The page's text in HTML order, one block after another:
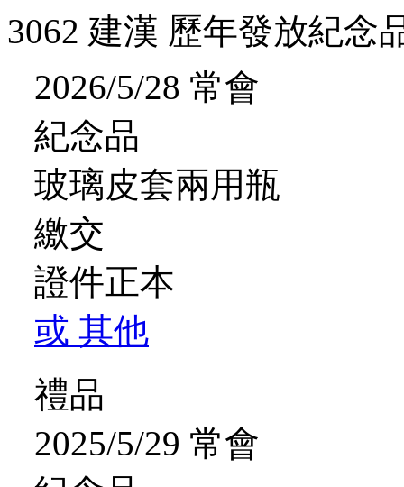
3062 建漢 歷年發放紀念
2026/5/28 常會
紀念品
玻璃皮套兩用瓶
繳交
證件正本
或 其他
禮品
2025/5/29 常會